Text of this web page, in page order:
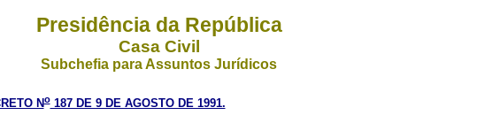
Presidência da República
Casa Civil
Subchefia para Assuntos Jurídicos
No187 DE 9 DE AGOSTO DE 1991.